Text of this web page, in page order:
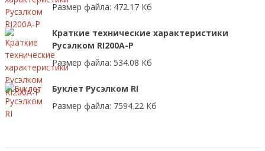
Размер файла: 472.17 Кб
Краткие технические характеристики
Русэлком RI200A-P
Размер файла: 534.08 Кб
Буклет Русэлком RI
Размер файла: 7594.22 Кб